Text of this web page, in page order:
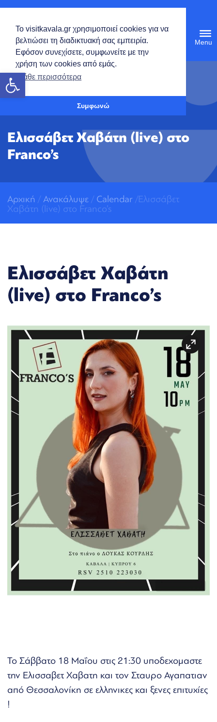
Το visitkavala.gr χρησιμοποιεί cookies για να
βελτιώσει τη διαδικτυακή σας εμπειρία.
Εφόσον συνεχίσετε, συμφωνείτε με την
χρήση των cookies από εμάς.
Μάθε περισσότερα
Συμφωνώ
Ανοίξτε τη γραμμή εργαλείων
Ελισσάβετ Χαβάτη (live) στο
Franco’s
Αρχική / Ανακάλυψε / Calendar /Ελισσάβετ
Χαβάτη (live) στο Franco’s
Ελισσάβετ Χαβάτη
(live) στο Franco’s
Το Σάββατο 18 Μαΐου στις 21:30 υποδεχομαστε
την Ελισσαβετ Χαβατη και τον Σταυρο Αγαπατιαν
από Θεσσαλονίκη σε ελληνικες και ξενες επιτυχίες
!